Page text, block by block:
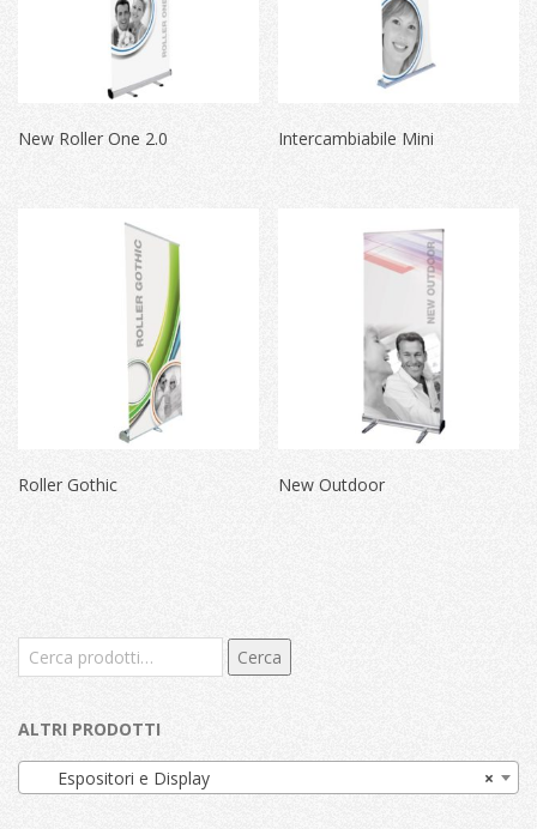
New Roller One 2.0 Intercambiabile Mini
Roller Gothic New Outdoor
Cerca: Cerca
ALTRI PRODOTTI
×
Espositori e Display